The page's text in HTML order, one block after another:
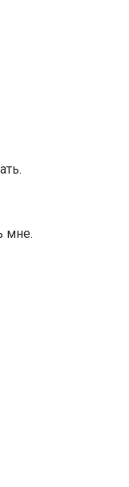
мне.